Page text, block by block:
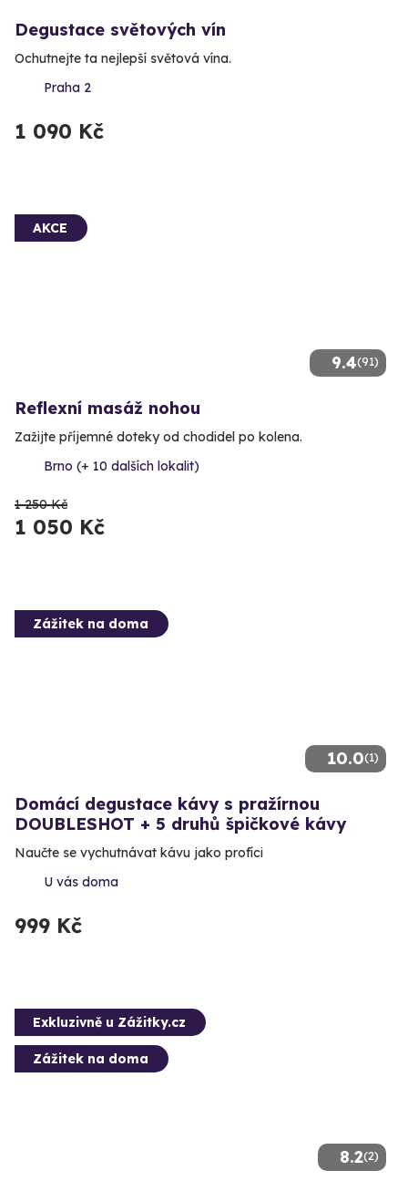
Degustace světových vín
Ochutnejte ta nejlepší světová vína.
Praha 2
1 090 Kč
9.4(91)
AKCE
Reflexní masáž nohou
Zažijte příjemné doteky od chodidel po kolena.
Brno (+ 10 dalších lokalit)
1 250 Kč
1 050 Kč
10.0(1)
Zážitek na doma
Domácí degustace kávy s pražírnou
DOUBLESHOT + 5 druhů špičkové kávy
Naučte se vychutnávat kávu jako profíci
U vás doma
999 Kč
8.2(2)
Exkluzivně u Zážitky.cz
Zážitek na doma